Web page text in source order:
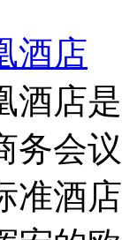
酒店
酒店
务会
准酒